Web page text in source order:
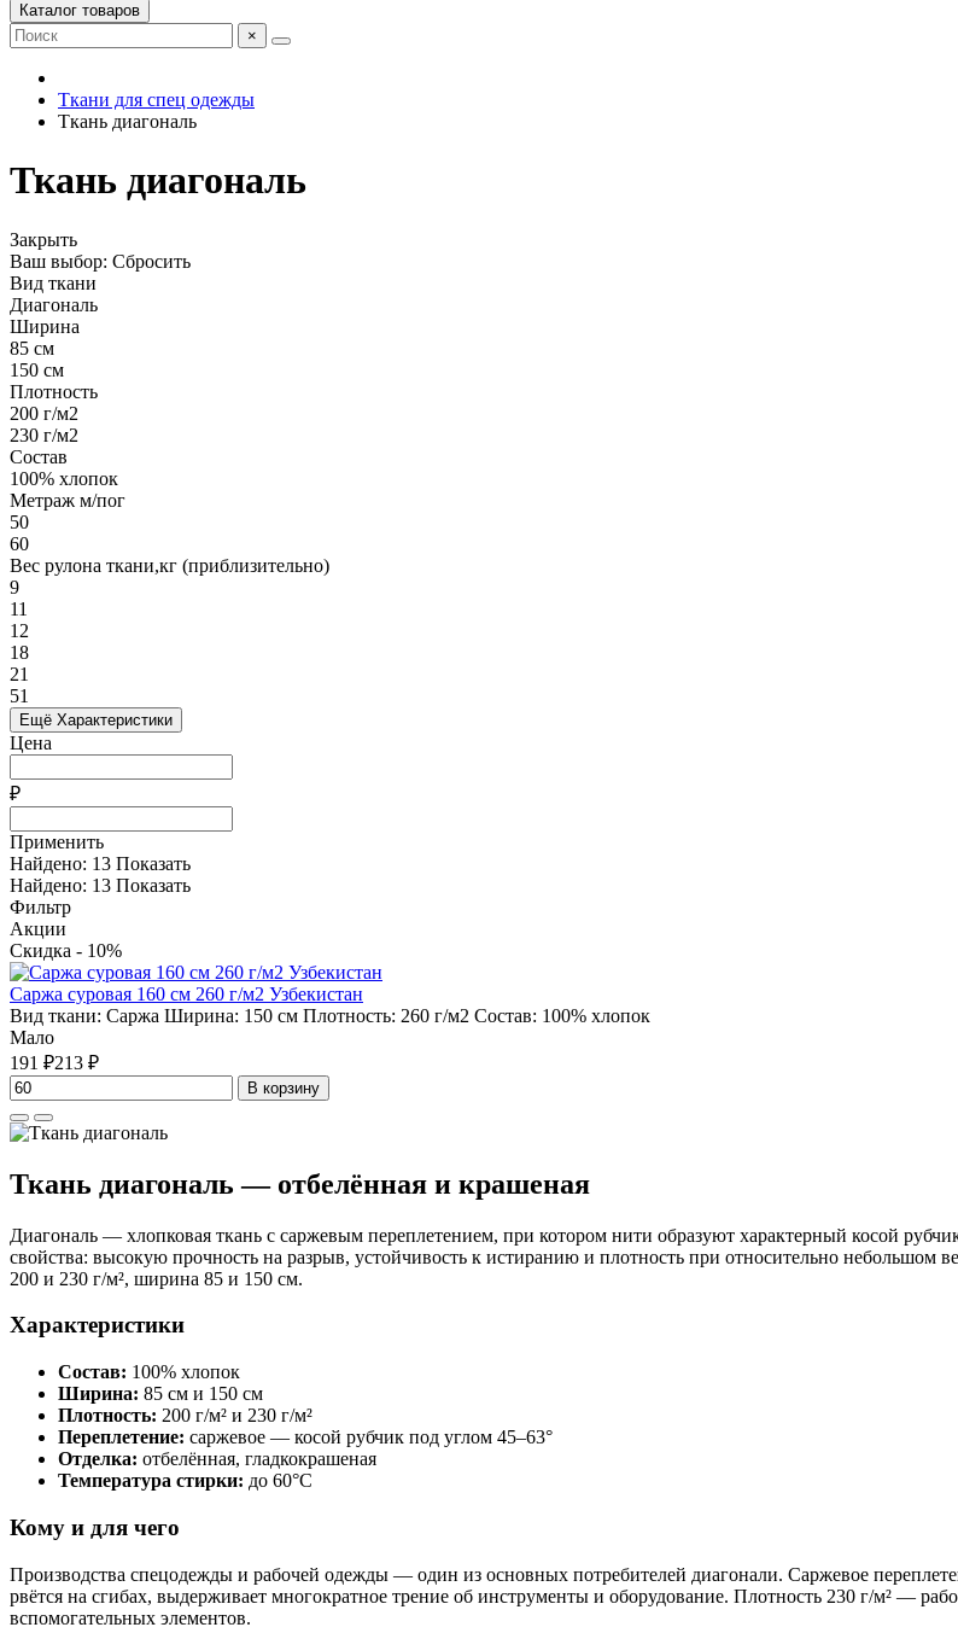
Каталог товаров
×
Ткани для спец одежды
Ткань диагональ
Ткань диагональ
Закрыть
Ваш выбор: Сбросить
Вид ткани
Диагональ
Ширина
85 см
150 см
Плотность
200 г/м2
230 г/м2
Состав
100% хлопок
Метраж м/пог
50
60
Вес рулона ткани,кг (приблизительно)
9
11
12
18
21
51
Ещё Характеристики
Цена
₽
Применить
Найдено: 13 Показать
Найдено: 13 Показать
Фильтр
Акции
Скидка - 10%
Саржа суровая 160 см 260 г/м2 Узбекистан
Вид ткани: Саржа Ширина: 150 см Плотность: 260 г/м2 Состав: 100% хлопок
Мало
191 ₽213 ₽
В корзину
Ткань диагональ — отбелённая и крашеная
Диагональ — хлопковая ткань с саржевым переплетением, при котором нити образуют характерный косой
свойства: высокую прочность на разрыв, устойчивость к истиранию и плотность при относительно небольшом
200 и 230 г/м², ширина 85 и 150 см.
Характеристики
Состав: 100% хлопок
Ширина: 85 см и 150 см
Плотность: 200 г/м² и 230 г/м²
Переплетение: саржевое — косой рубчик под углом 45–63°
Отделка: отбелённая, гладкокрашеная
Температура стирки: до 60°С
Кому и для чего
Производства спецодежды и рабочей одежды — один из основных потребителей диагонали. Саржевое
рвётся на сгибах, выдерживает многократное трение об инструменты и оборудование. Плотность 230 г/м² —
вспомогательных элементов.